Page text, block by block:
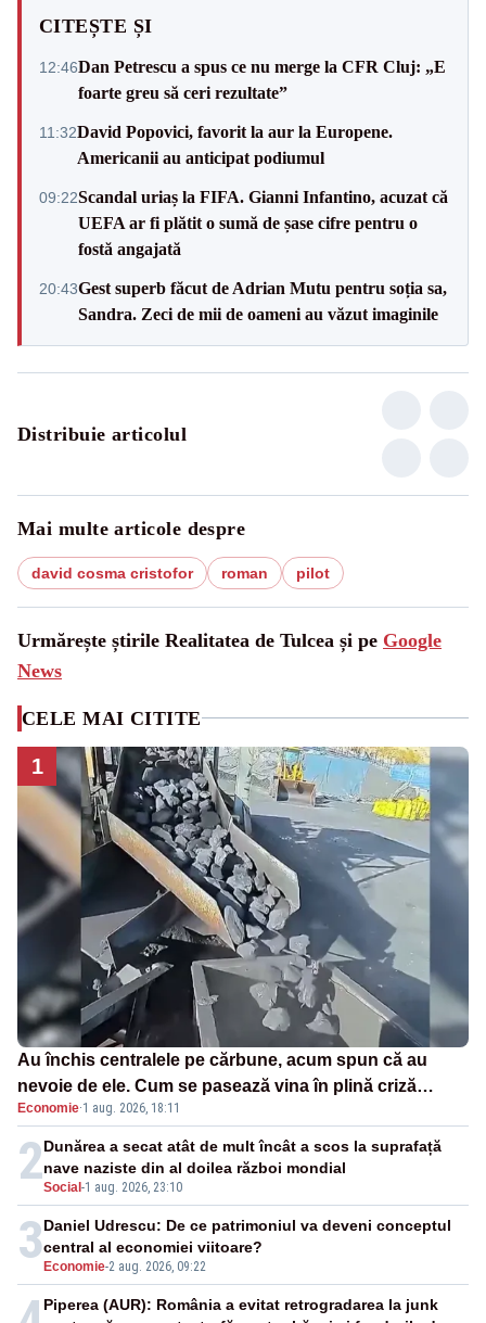
CITEȘTE ȘI
12:46Dan Petrescu a spus ce nu merge la CFR Cluj: „E
foarte greu să ceri rezultate”
11:32David Popovici, favorit la aur la Europene.
Americanii au anticipat podiumul
09:22Scandal uriaș la FIFA. Gianni Infantino, acuzat că
UEFA ar fi plătit o sumă de șase cifre pentru o
fostă angajată
20:43Gest superb făcut de Adrian Mutu pentru soția sa,
Sandra. Zeci de mii de oameni au văzut imaginile
Distribuie articolul
Mai multe articole despre
david cosma cristofor roman pilot
Urmărește știrile Realitatea de Tulcea și pe Google
News
CELE MAI CITITE
1
Au închis centralele pe cărbune, acum spun că au
nevoie de ele. Cum se pasează vina în plină criză
energetică
Economie·1 aug. 2026, 18:11
2Social -1 aug. 2026, 23:10
Dunărea a secat atât de mult încât a scos la suprafață
nave naziste din al doilea război mondial
3 Economie-2 aug. 2026, 09:22
Daniel Udrescu: De ce patrimoniul va deveni conceptul
central al economiei viitoare?
Piperea (AUR): România a evitat retrogradarea la junk